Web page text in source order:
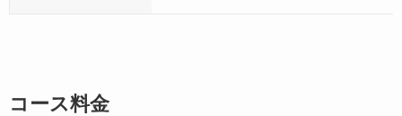
コース料金